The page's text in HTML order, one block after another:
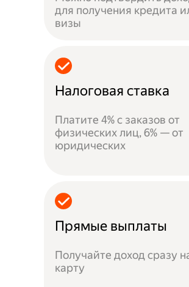
для получения кредита
визы
Налоговая ставка
Платите 4% с заказов от
физических лиц, 6% — от
юридических
Прямые выплаты
Получайте доход сразу
карту